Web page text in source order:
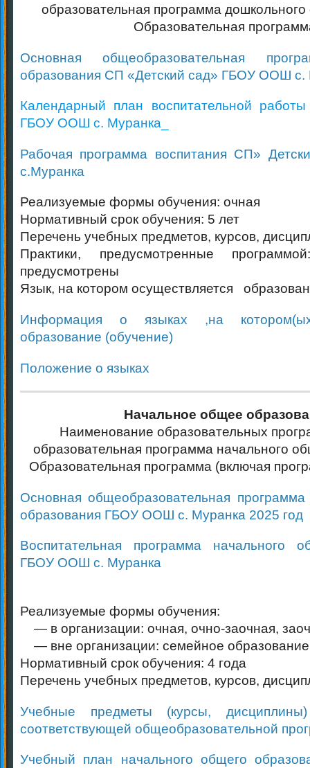
образовательная программа
Образовательная
Основная общеобразовательная
образования СП «Детский сад» ГБОУ ООШ с.
Календарный план воспитательной
ГБОУ ООШ с. Муранка_
Рабочая программа воспитания СП»
с.Муранка
Реализуемые формы обучения: очная
Нормативный срок обучения: 5 лет
Перечень учебных предметов, курсов,
Практики, предусмотренные
предусмотрены
Язык, на котором осуществляется
Информация о языках ,на
образование (обучение)
Положение о языках
Начальное общее
Наименование образовательных
образовательная программа начального
Образовательная программа (включая
Основная общеобразовательная
образования ГБОУ ООШ с. Муранка 2025 год
Воспитательная программа начального
ГБОУ ООШ с. Муранка
Реализуемые формы обучения:
— в организации: очная, очно-заочная,
— вне организации: семейное
Нормативный срок обучения: 4 года
Перечень учебных предметов, курсов,
Учебные предметы (курсы, дисциплины)
соответствующей общеобразовательной
Учебный план начального общего